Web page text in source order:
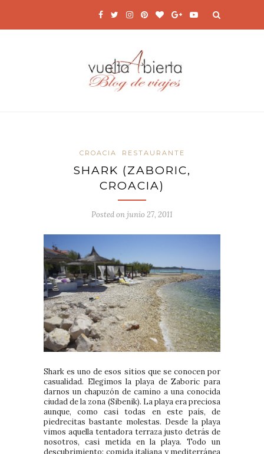
CROACIA RESTAURANTE
SHARK (ZABORIC,
CROACIA)
Posted onjunio 27, 2011
Shark es uno de esos sitios que se conocen por
casualidad. Elegimos la playa de Zaboric para
darnos un chapuzón de camino a una conocida
ciudad de la zona (Sibenik). La playa era preciosa
aunque, como casi todas en este país, de
piedrecitas bastante molestas. Desde la playa
vimos aquella tentadora terraza justo detrás de
nosotros, casi metida en la playa. Todo un